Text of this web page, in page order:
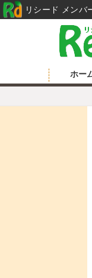
ホー
リシード メンバ